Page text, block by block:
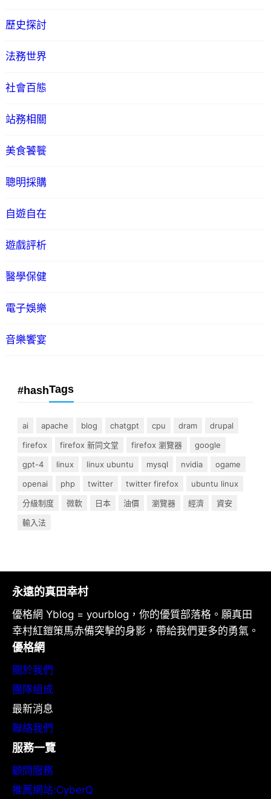
歷史探討
法務世界
社會百態
站務相關
美食饕餮
聰明採購
自遊自在
遊戲評析
醫學保健
電子娛樂
音樂饗宴
#hashTags
ai apache blog chatgpt cpu dram
drupal
firefox
firefox 新同文堂 firefox 瀏覽器
google
gpt-4
linux linux ubuntu mysql nvidia
ogame
openai
php twitter twitter firefox
ubuntu linux
分級制度
微軟 日本 油價 瀏覽器 經濟
資安
輸入法
永遠的真田幸村
優格網 Yblog = yourblog，你的優質部落格。願真田
幸村紅鎧策馬赤備突擊的身影，帶給我們更多的勇氣。
優格網
關於我們
團隊組成
最新消息
聯絡我們
服務一覽
顧問服務
推薦網站:CyberQ